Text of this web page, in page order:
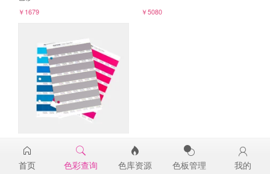
￥1679
￥5080
17-3808TPG
￥98
首页 色彩查询 色库资源 色板管理 我的